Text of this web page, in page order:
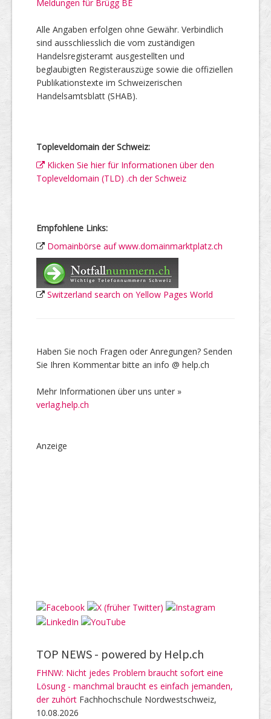
Meldungen für Brügg BE
Alle Angaben erfolgen ohne Gewähr. Verbindlich
sind ausschliesslich die vom zuständigen
Handelsregisteramt ausgestellten und
beglaubigten Registerauszüge sowie die offiziellen
Publikationstexte im Schweizerischen
Handelsamtsblatt (SHAB).
Topleveldomain der Schweiz:
Klicken Sie hier für Informationen über den
Topleveldomain (TLD) .ch der Schweiz
Empfohlene Links:
Domainbörse auf www.domainmarktplatz.ch
Switzerland search on Yellow Pages World
Haben Sie noch Fragen oder Anregungen? Senden
Sie Ihren Kommentar bitte an info @ help.ch
Mehr Informationen über uns unter »
verlag.help.ch
Anzeige
TOP NEWS - powered by Help.ch
FHNW: Nicht jedes Problem braucht sofort eine
Lösung - manchmal braucht es einfach jemanden,
der zuhört Fachhochschule Nordwestschweiz,
10.08.2026